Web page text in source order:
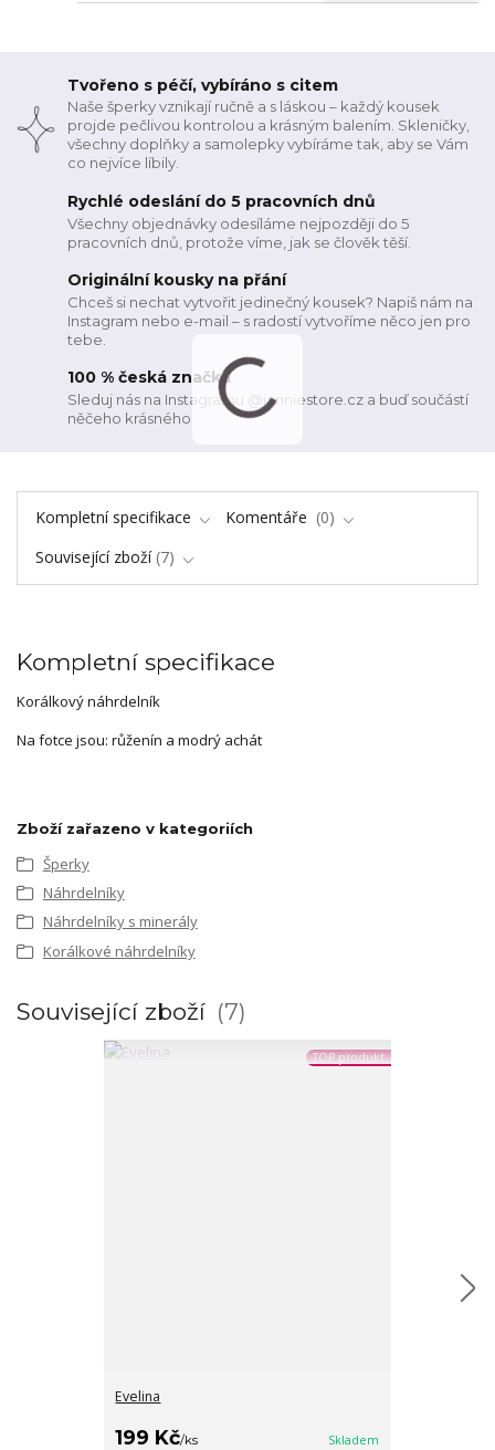
Tvořeno s péčí, vybíráno s citem
Naše šperky vznikají ručně a s láskou – každý kousek
projde pečlivou kontrolou a krásným balením. Skleničky,
všechny doplňky a samolepky vybíráme tak, aby se Vám
co nejvíce líbily.
Rychlé odeslání do 5 pracovních dnů
Všechny objednávky odesíláme nejpozději do 5
pracovních dnů, protože víme, jak se člověk těší.
Originální kousky na přání
Chceš si nechat vytvořit jedinečný kousek? Napiš nám na
Instagram nebo e-mail – s radostí vytvoříme něco jen pro
tebe.
100 % česká značka
Sleduj nás na Instagramu @janniestore.cz a buď součástí
něčeho krásného
Kompletní specifikace Komentáře
0
Související zboží 7
Kompletní specifikace
Korálkový náhrdelník
Na fotce jsou: růženín a modrý achát
Zboží zařazeno v kategoriích
Šperky
Náhrdelníky
Náhrdelníky s minerály
Korálkové náhrdelníky
Související zboží 7
TOP produkt
Evelina
199 Kč/ks Skladem